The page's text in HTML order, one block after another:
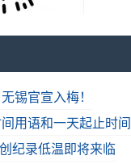
锡官宣入梅！
用语和一天起止时间
纪录低温即将来临